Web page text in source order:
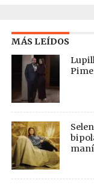
MÁS LEÍDOS